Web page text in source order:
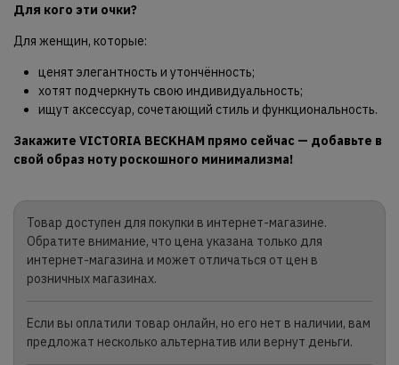
Для кого эти очки?
Для женщин, которые:
ценят элегантность и утончённость;
хотят подчеркнуть свою индивидуальность;
ищут аксессуар, сочетающий стиль и функциональность.
Закажите VICTORIA BECKHAM прямо сейчас — добавьте в
свой образ ноту роскошного минимализма!
Товар доступен для покупки в интернет-магазине.
Обратите внимание, что цена указана только для
интернет-магазина и может отличаться от цен в
розничных магазинах.
Если вы оплатили товар онлайн, но его нет в наличии, вам
предложат несколько альтернатив или вернут деньги.